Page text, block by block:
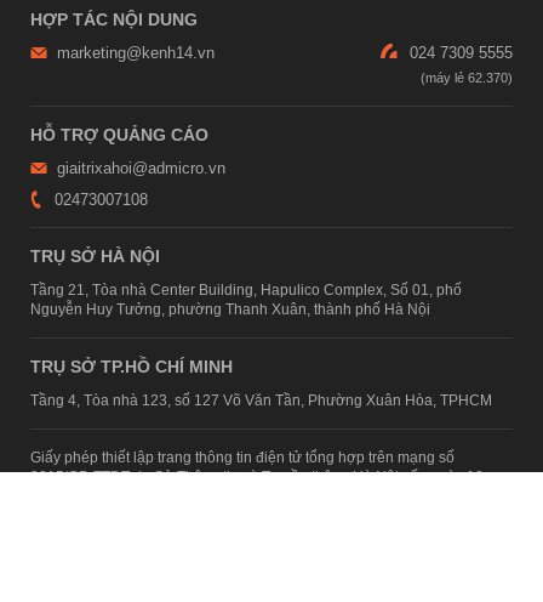
HỢP TÁC NỘI DUNG
marketing@kenh14.vn 024 7309 5555
HỖ TRỢ QUẢNG CÁO
giaitrixahoi@admicro.vn
02473007108
TRỤ SỞ HÀ NỘI
Tầng 21, Tòa nhà Center Building, Hapulico Complex, Số 01, phố
Nguyễn Huy Tưởng, phường Thanh Xuân, thành phố Hà Nội
TRỤ SỞ TP.HỒ CHÍ MINH
Tầng 4, Tòa nhà 123, số 127 Võ Văn Tần, Phường Xuân Hòa, TPHCM
Giấy phép thiết lập trang thông tin điện tử tổng hợp trên mạng số
2215/GP-TTĐT do Sở Thông tin và Truyền thông Hà Nội cấp ngày 10